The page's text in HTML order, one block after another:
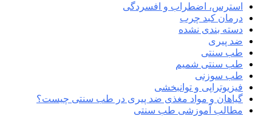
استرس، اضطراب و افسردگی
درمان کبد چرب
دسته بندی نشده
ضد پیری
طب سنتی
طب سنتی شمیم
طب سوزنی
فیزیوتراپی و توانبخشی
گیاهان و مواد مغذی ضد پیری در طب سنتی چیست؟
مطالب آموزشی طب سنتی